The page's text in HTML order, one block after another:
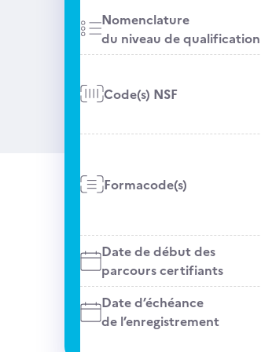
Nomenclature
du niveau de qualification
Code(s) NSF
Formacode(s)
Date de début des
parcours certifiants
Date d’échéance
de l’enregistrement